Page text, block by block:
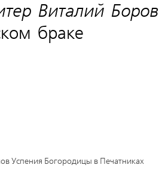
Виталий
браке
Успения Богородицы в Печатниках